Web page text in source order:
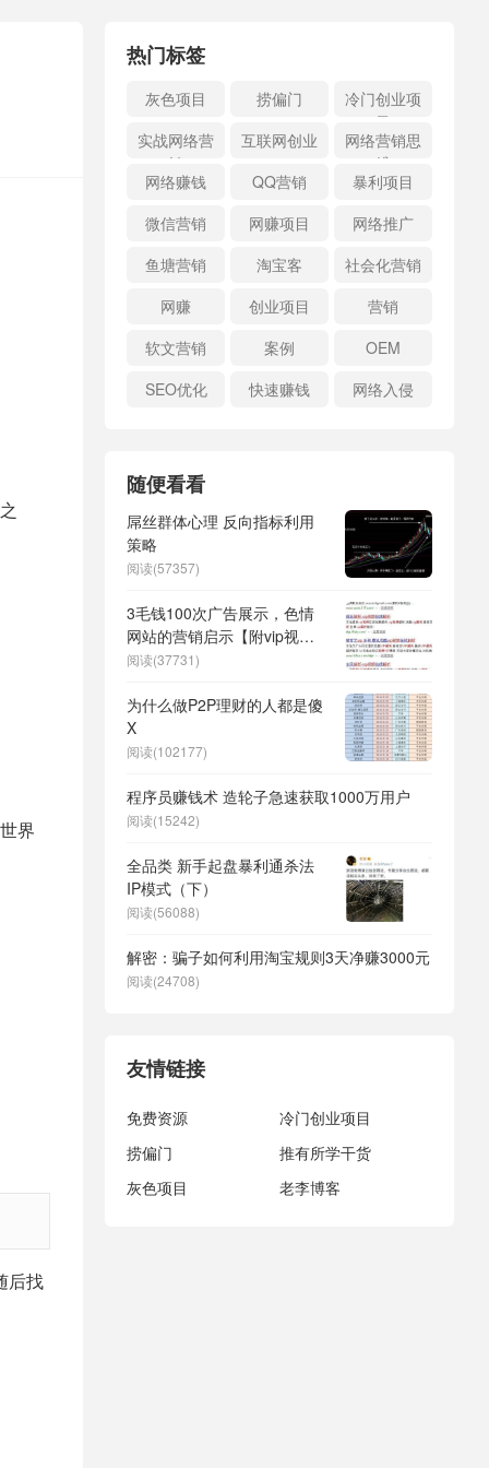
界
后找
热门标签
灰色项目 捞偏门
冷门创业项
目
实战网络营
销
互联网创业
网络营销思
维
网络赚钱
QQ营销
暴利项目
微信营销
网赚项目
网络推广
鱼塘营销
淘宝客
社会化营销
网赚
创业项目
营销
软文营销
案例
OEM
SEO优化
快速赚钱 网络入侵
随便看看
屌丝群体心理 反向指标利用
策略
阅读(57357)
3毛钱100次广告展示，色情
网站的营销启示【附vip视频
解析源码】
阅读(37731)
为什么做P2P理财的人都是傻
X
阅读(102177)
程序员赚钱术 造轮子急速获取1000万用户
阅读(15242)
全品类 新手起盘暴利通杀法
IP模式（下）
阅读(56088)
解密：骗子如何利用淘宝规则3天净赚3000元
阅读(24708)
友情链接
免费资源
冷门创业项目
捞偏门
推有所学干货
灰色项目
老李博客